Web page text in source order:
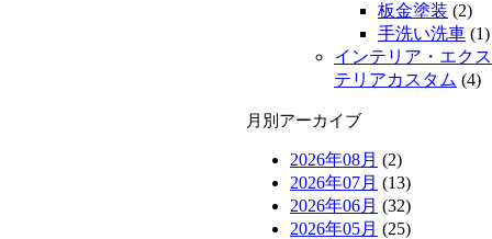
板金塗装 (2)
手洗い洗車 (1)
インテリア・エクス
テリアカスタム (4)
月別アーカイブ
2026年08月 (2)
2026年07月 (13)
2026年06月 (32)
2026年05月 (25)